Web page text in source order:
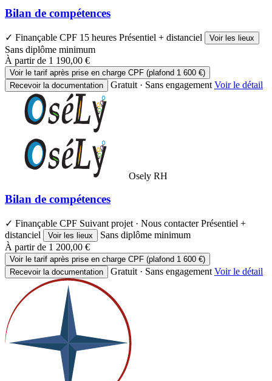
Bilan de compétences
✓ Finançable CPF 15 heures Présentiel + distanciel Voir les lieux
Sans diplôme minimum
À partir de 1 190,00 €
Voir le tarif après prise en charge CPF (plafond 1 600 €)
Recevoir la documentation
Gratuit · Sans engagement Voir le détail
Osely RH
Bilan de compétences
✓ Finançable CPF Suivant projet · Nous contacterPrésentiel +
distanciel
Voir les lieux
Sans diplôme minimum
À partir de 1 200,00 €
Voir le tarif après prise en charge CPF (plafond 1 600 €)
Recevoir la documentation
Gratuit · Sans engagement Voir le détail